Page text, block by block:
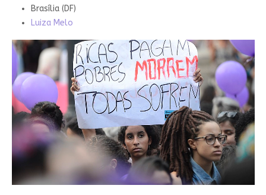
Brasília (DF)
Luiza Melo